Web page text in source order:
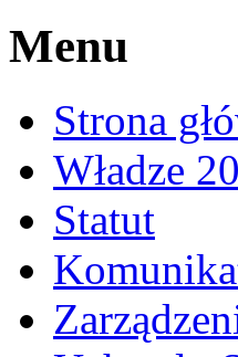
Menu
Strona
Władze
Statut